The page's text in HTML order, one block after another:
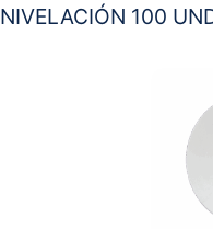
NIVELACIÓN 100